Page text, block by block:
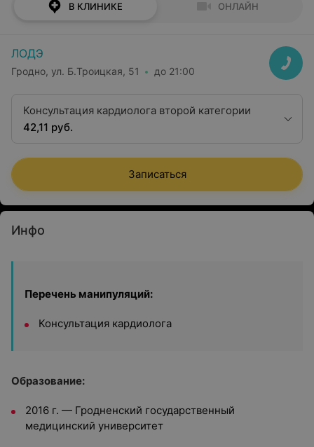
В КЛИНИКЕ ОНЛАЙН
ЛОДЭ
Гродно, ул. Б.Троицкая, 51 до 21:00
Консультация кардиолога второй категории
42,11 руб.
Записаться
Инфо
Перечень манипуляций:
Консультация кардиолога
Образование:
2016 г. — Гродненский государственный
медицинский университет